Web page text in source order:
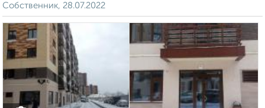
Собственник, 28.07.2022